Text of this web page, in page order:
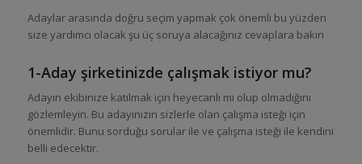
Adaylar arasında doğru seçim yapmak çok önemli bu yüzden
size yardımcı olacak şu üç soruya alacağınız cevaplara bakın
1-Aday şirketinizde çalışmak istiyor mu?
Adayın ekibinize katılmak için heyecanlı mı olup olmadığını
gözlemleyin. Bu adayınızın sizlerle olan çalışma isteği için
önemlidir. Bunu sorduğu sorular ile ve çalışma isteği ile kendini
belli edecektir.